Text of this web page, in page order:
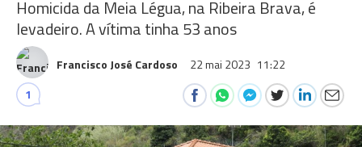
Homicida da Meia Légua, na Ribeira Brava, é
levadeiro. A vítima tinha 53 anos
Francisco José Cardoso 22 mai 2023 11:22
1